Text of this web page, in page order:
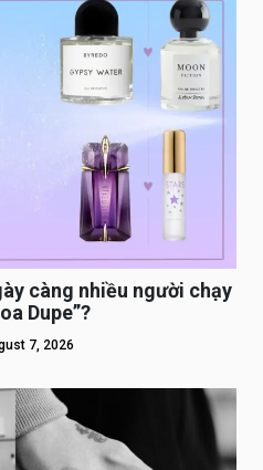
càng nhiều người chạy
Dupe”?
7, 2026